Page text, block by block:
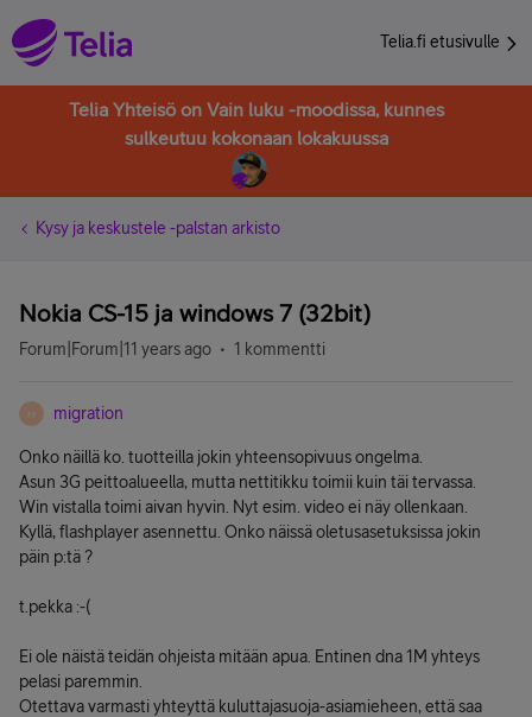
Telia.fi etusivulle
Telia Yhteisö on Vain luku -moodissa, kunnes
sulkeutuu kokonaan lokakuussa
Kysy ja keskustele -palstan arkisto
Nokia CS-15 ja windows 7 (32bit)
Forum|Forum|11 years ago 1 kommentti
M migration
Onko näillä ko. tuotteilla jokin yhteensopivuus ongelma.
Asun 3G peittoalueella, mutta nettitikku toimii kuin täi tervassa.
Win vistalla toimi aivan hyvin. Nyt esim. video ei näy ollenkaan.
Kyllä, flashplayer asennettu. Onko näissä oletusasetuksissa jokin
päin p:tä ?
t.pekka :-(
Ei ole näistä teidän ohjeista mitään apua. Entinen dna 1M yhteys
pelasi paremmin.
Otettava varmasti yhteyttä kuluttajasuoja-asiamieheen, että saa